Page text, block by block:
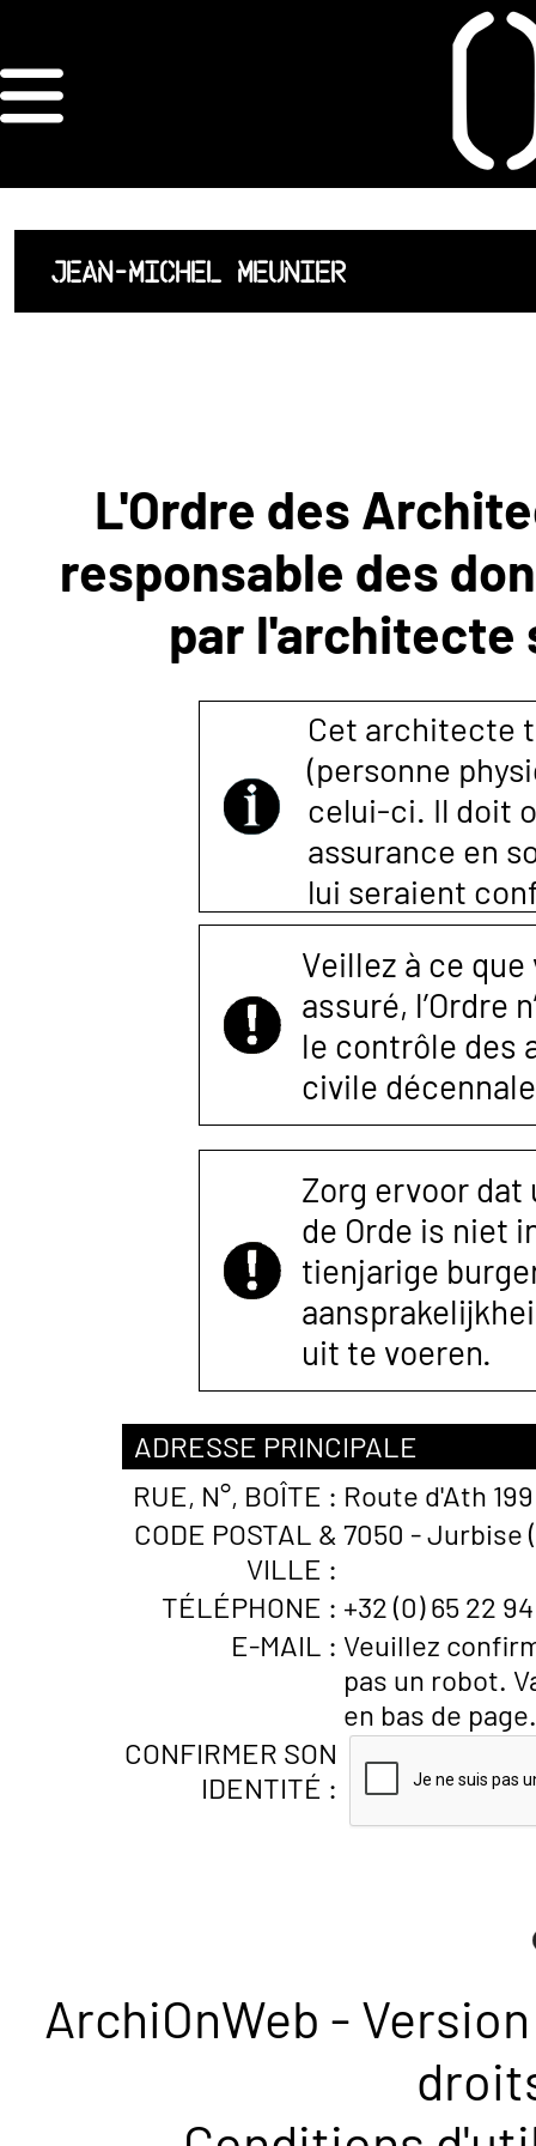
ORDRE DES
ARCHITECTES
ACCUEIL
LISTE DES
ANNEXE 4 CODT
CONTACTER
JEAN-MICHEL MEUNIER
L'Ordre des
responsable des
par l'architecte
Cet architecte
(personne
celui-ci. Il doit
assurance en
lui seraient
Veillez à ce
assuré, l’Ordre
le contrôle des
civile
Zorg ervoor
de Orde is niet
tienjarige
uit te voeren.
ADRESSE PRINCIPALE
RUE, N°, BOÎTE : Route d'Ath 199
CODE POSTAL &
VILLE :
7050 - Jurbise
TÉLÉPHONE : +32 (0) 65 22
E-MAIL : Veuillez
pas un robot.
en bas de page.
CONFIRMER SON
IDENTITÉ :
ArchiOnWeb -